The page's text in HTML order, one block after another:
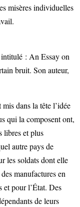
misères individuelles
: An Essay on
bruit. Son auteur,
dans la tête l’idée
qui la composent ont,
libres et plus
autre pays de
les soldats dont elle
manufactures en
et pour l’État. Des
de leurs